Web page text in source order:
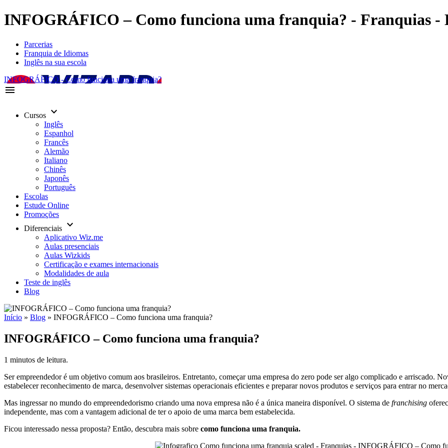
INFOGRÁFICO – Como funciona uma franquia? - Franquias -
Parcerias
Franquia de Idiomas
Inglês na sua escola
INFOGRÁFICO - Como funciona uma franquia?
menu
Cursos keyboard_arrow_down
Inglês
Espanhol
Francês
Alemão
Italiano
Chinês
Japonês
Português
Escolas
Estude Online
Promoções
Diferenciais keyboard_arrow_down
Aplicativo Wiz.me
Aulas presenciais
Aulas Wizkids
Certificação e exames internacionais
Modalidades de aula
Teste de inglês
Blog
Início » Blog » INFOGRÁFICO – Como funciona uma franquia?
INFOGRÁFICO – Como funciona uma franquia?
1 minutos de leitura.
Ser empreendedor é um objetivo comum aos brasileiros. Entretanto, começar uma empresa do zero pode ser algo complicado e arriscado.
estabelecer reconhecimento de marca, desenvolver sistemas operacionais eficientes e preparar novos produtos e serviços para entrar no
Mas ingressar no mundo do empreendedorismo criando uma nova empresa não é a única maneira disponível. O sistema de franchising
independente, mas com a vantagem adicional de ter o apoio de uma marca bem estabelecida.
Ficou interessado nessa proposta? Então, descubra mais sobre como funciona uma franquia.